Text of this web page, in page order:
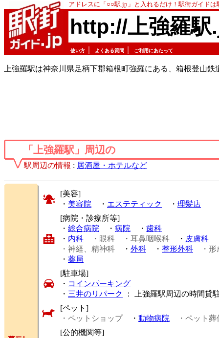
アドレスに「○○駅.jp」と入れるだけ！駅街ガイド
http://上強羅駅
使い方 よくある質問 ご利用にあたって
上強羅駅は神奈川県足柄下郡箱根町強羅にある、箱根登山鉄
「上強羅駅」周辺の
駅周辺の情報 : 居酒屋・ホテルなど
[美容]
・ 美容院 ・ エステティック ・ 理髪店
[病院・診療所等]
・ 総合病院 ・ 病院 ・ 歯科
・ 内科 ・眼科 ・耳鼻咽喉科 ・ 皮膚科
・神経、精神科 ・ 外科 ・ 整形外科
・
・ 薬局
[駐車場]
・ コインパーキング
・ 三井のリパーク
： 上強羅駅周辺の時間貸
[ペット]
・ペットショップ・ 動物病院
・ペット葬
[公的機関等]